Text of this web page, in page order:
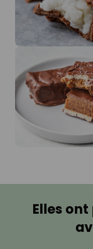
Elles